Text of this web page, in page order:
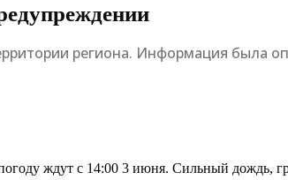
региона. Информация была
ждут с 14:00 3 июня. Сильный дождь,